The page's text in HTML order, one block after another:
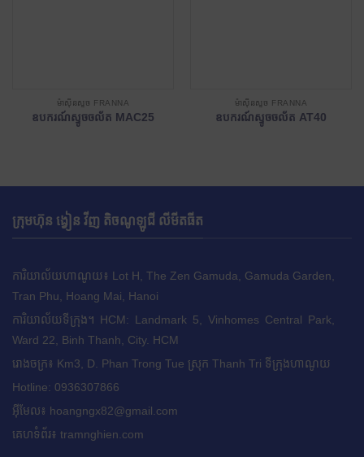
ម៉ាស៊ីនស្ទូច FRANNA
ឧបករណ៍ស្ទូចចល័ត MAC25
ម៉ាស៊ីនស្ទូច FRANNA
ឧបករណ៍ស្ទូចចល័ត AT40
ក្រុមហ៊ុន ង្វៀន វីញ តិចណូឡូជី លីមីតធីត
ការិយាល័យហាណូយ៖ Lot H, The Zen Gamuda, Gamuda Garden,
Tran Phu, Hoang Mai, Hanoi
ការិយាល័យទីក្រុង។ HCM: Landmark 5, Vinhomes Central Park,
Ward 22, Binh Thanh, City. HCM
រោងចក្រ៖ Km3, D. Phan Trong Tue ស្រុក Thanh Tri ទីក្រុងហាណូយ
Hotline: 0936307866
អ៊ីមែល៖ hoangngx82@gmail.com
គេហទំព័រ៖ tramnghien.com